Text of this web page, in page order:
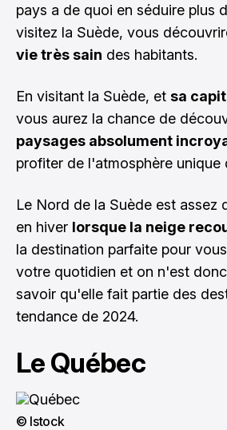
pays a de quoi en séduire plus
visitez la Suède, vous
vie très sain des habitants.
En visitant la Suède, et sa
vous aurez la chance de
paysages absolument
profiter de l'atmosphère unique
Le Nord de la Suède est assez
en hiver lorsque la neige
la destination parfaite pour
votre quotidien et on n'est
savoir qu'elle fait partie des
tendance de 2024.
Le Québec
© Istock